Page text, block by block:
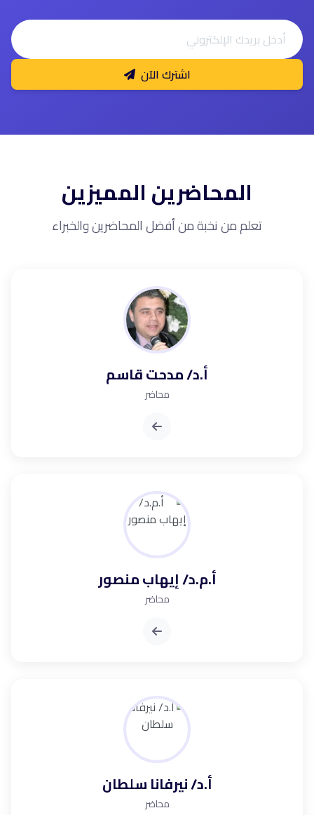
اشترك الآن
المحاضرين المميزين
تعلم من نخبة من أفضل المحاضرين والخبراء
أ.د/ مدحت قاسم
محاضر
أ.م.د/ إيهاب منصور
محاضر
أ.د/ نيرفانا سلطان
محاضر